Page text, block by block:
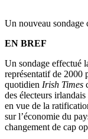
Un nouveau sondage
EN BREF
Un sondage effectué
représentatif de 2000
quotidien Irish Times
des électeurs
en vue de la
sur l’économie du
changement de cap